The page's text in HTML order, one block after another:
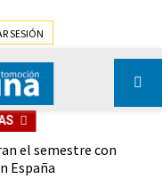
SESIÓN
el semestre con
España